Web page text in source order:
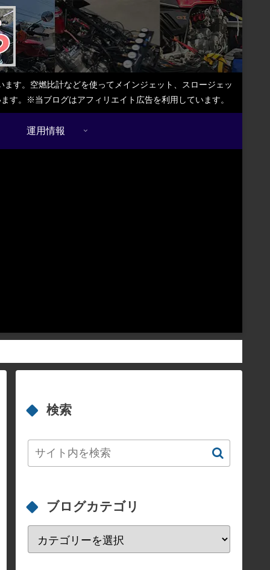
す。空燃比計などを使ってメインジェット、スロージェッ
す。※当ブログはアフィリエイト広告を利用しています。
運用情報
検索
ブログカテゴリ